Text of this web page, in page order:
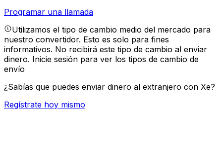
Programar una llamada
Utilizamos el tipo de cambio medio del mercado para
nuestro convertidor. Esto es solo para fines
informativos. No recibirá este tipo de cambio al enviar
dinero. Inicie sesión para ver los tipos de cambio de
envío
¿Sabías que puedes enviar dinero al extranjero con Xe?
Regístrate hoy mismo